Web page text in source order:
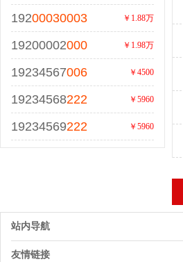
19200030003 ￥1.88万
19200002000 ￥1.98万
19234567006 ￥4500
19234568222 ￥5960
19234569222 ￥5960
站内导航
友情链接